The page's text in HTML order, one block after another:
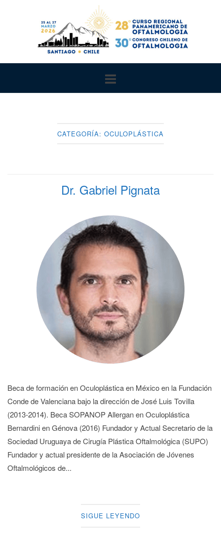
CATEGORÍA: OCULOPLÁSTICA
Dr. Gabriel Pignata
Beca de formación en Oculoplástica en México en la Fundación
Conde de Valenciana bajo la dirección de José Luis Tovilla
(2013-2014). Beca SOPANOP Allergan en Oculoplástica
Bernardini en Génova (2016) Fundador y Actual Secretario de la
Sociedad Uruguaya de Cirugía Plástica Oftalmológica (SUPO)
Fundador y actual presidente de la Asociación de Jóvenes
Oftalmológicos de...
SIGUE LEYENDO